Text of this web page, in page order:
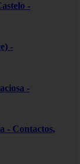
-
-
-
- Contactos,